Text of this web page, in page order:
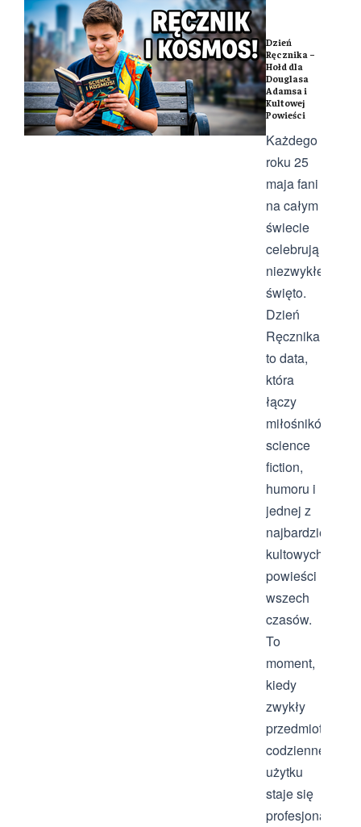
Dzień
Ręcznika –
Hołd dla
Douglasa
Adamsa i
Kultowej
Powieści
Każdego
roku 25
maja fani
na całym
świecie
celebrują
niezwykłe
święto.
Dzień
Ręcznika
to data,
która
łączy
miłośników
science
fiction,
humoru i
jednej z
najbardziej
kultowych
powieści
wszech
czasów.
To
moment,
kiedy
zwykły
przedmiot
codziennego
użytku
staje się
profesjonalnym